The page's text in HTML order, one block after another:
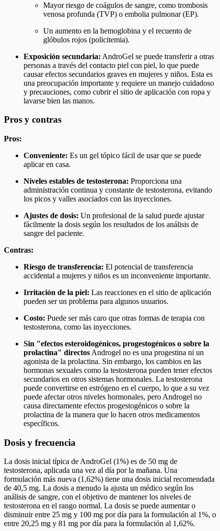
Mayor riesgo de coágulos de sangre, como trombosis
venosa profunda (TVP) o embolia pulmonar (EP).
Un aumento en la hemoglobina y el recuento de
glóbulos rojos (policitemia).
Exposición secundaria: AndroGel se puede transferir a otras
personas a través del contacto piel con piel, lo que puede
causar efectos secundarios graves en mujeres y niños. Esta es
una preocupación importante y requiere un manejo cuidadoso
y precauciones, como cubrir el sitio de aplicación con ropa y
lavarse bien las manos.
Pros y contras
Pros:
Conveniente: Es un gel tópico fácil de usar que se puede
aplicar en casa.
Niveles estables de testosterona: Proporciona una
administración continua y constante de testosterona, evitando
los picos y valles asociados con las inyecciones.
Ajustes de dosis: Un profesional de la salud puede ajustar
fácilmente la dosis según los resultados de los análisis de
sangre del paciente.
Contras:
Riesgo de transferencia: El potencial de transferencia
accidental a mujeres y niños es un inconveniente importante.
Irritación de la piel: Las reacciones en el sitio de aplicación
pueden ser un problema para algunos usuarios.
Costo: Puede ser más caro que otras formas de terapia con
testosterona, como las inyecciones.
Sin "efectos esteroidogénicos, progestogénicos o sobre la
prolactina" directos Androgel no es una progestina ni un
agonista de la prolactina. Sin embargo, los cambios en las
hormonas sexuales como la testosterona pueden tener efectos
secundarios en otros sistemas hormonales. La testosterona
puede convertirse en estrógeno en el cuerpo, lo que a su vez
puede afectar otros niveles hormonales, pero Androgel no
causa directamente efectos progestogénicos o sobre la
prolactina de la manera que lo hacen otros medicamentos
específicos.
Dosis y frecuencia
La dosis inicial típica de AndroGel (1%) es de 50 mg de
testosterona, aplicada una vez al día por la mañana. Una
formulación más nueva (1,62%) tiene una dosis inicial recomendada
de 40,5 mg. La dosis a menudo la ajusta un médico según los
análisis de sangre, con el objetivo de mantener los niveles de
testosterona en el rango normal. La dosis se puede aumentar o
disminuir entre 25 mg y 100 mg por día para la formulación al 1%, o
entre 20,25 mg y 81 mg por día para la formulación al 1,62%.